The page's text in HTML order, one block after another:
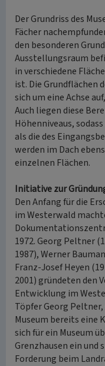
Der Grundriss des
Fächer
den besonderen
Ausstellungsraum
in verschiedene
ist. Die Grundflächen
sich um eine Achse
Auch liegen diese
Höhenniveaus,
als die des
werden im Dach
einzelnen Flächen.
Initiative zur
Den Anfang für die
im Westerwald
1972. Georg Peltner
1987), Werner
Franz-Josef Heyen
2001) gründeten den
Entwicklung im
Töpfer Georg
Museum bereits eine
sich für ein Museum
Grenzhausen ein
Forderung beim